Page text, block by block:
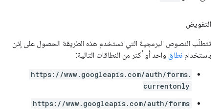
التفويض
تتطلّب النصوص البرمجية التي تستخدم هذه الطريقة الحصول على إذن
باستخدام نطاق واحد أو أكثر من النطاقات التالية:
https://www.googleapis.com/auth/forms.
currentonly
https://www.googleapis.com/auth/forms